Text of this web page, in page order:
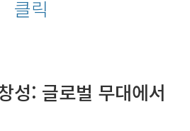
클릭
성: 글로벌 무대에서